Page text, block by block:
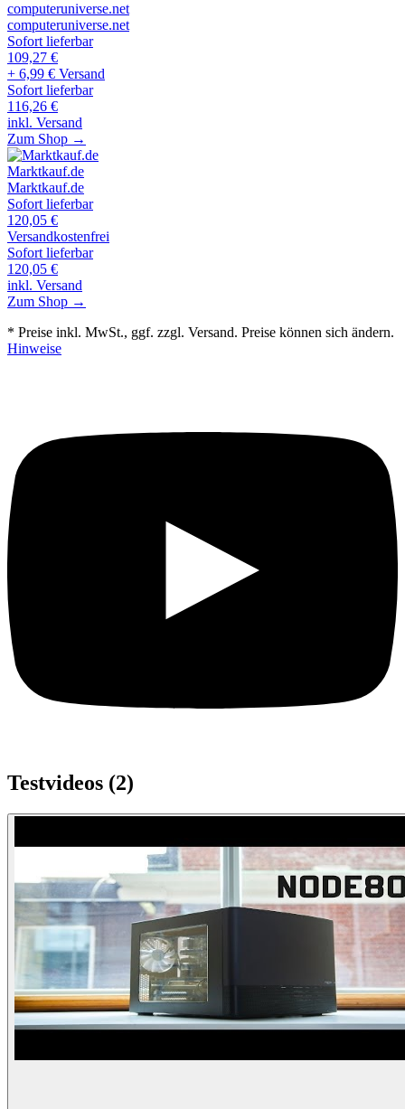
computeruniverse.net
computeruniverse.net
Sofort lieferbar
109,27 €
+ 6,99 € Versand
Sofort lieferbar
116,26 €
inkl. Versand
Zum Shop →
Marktkauf.de
Marktkauf.de
Sofort lieferbar
120,05 €
Versandkostenfrei
Sofort lieferbar
120,05 €
inkl. Versand
Zum Shop →
* Preise inkl. MwSt., ggf. zzgl. Versand. Preise können sich ändern.
Hinweise
Testvideos (2)